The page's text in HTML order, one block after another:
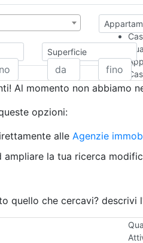
Superficie
Al momento non abbiamo
opzioni:
alle Agenzie
ampliare la tua ricerca
quello che cercavi? descrivi